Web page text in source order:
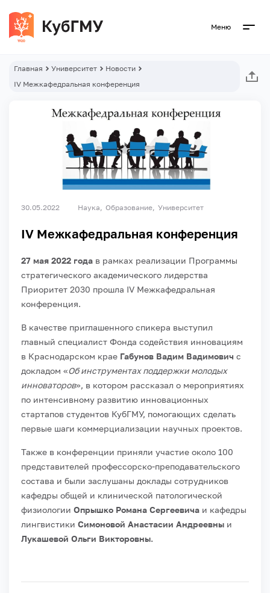
Меню
Главная Университет
Новости
IV Межкафедральная конференция
30.05.2022 Наука Образование Университет
IV Межкафедральная конференция
27 мая 2022 года в рамках реализации Программы
стратегического академического лидерства
Приоритет 2030 прошла IV Межкафедральная
конференция.
В качестве приглашенного спикера выступил
главный специалист Фонда содействия инновациям
в Краснодарском крае Габунов Вадим Вадимович с
докладом «Об инструментах поддержки молодых
инноваторов», в котором рассказал о мероприятиях
по интенсивному развитию инновационных
стартапов студентов КубГМУ, помогающих сделать
первые шаги коммерциализации научных проектов.
Также в конференции приняли участие около 100
представителей профессорско-преподавательского
состава и были заслушаны доклады сотрудников
кафедры общей и клинической патологической
физиологии Опрышко Романа Сергеевича и кафедры
лингвистики Симоновой Анастасии Андреевны и
Лукашевой Ольги Викторовны.